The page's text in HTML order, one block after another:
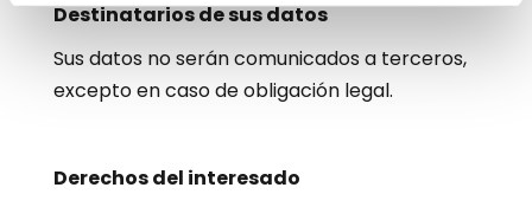
Destinatarios de sus datos
Sus datos no serán comunicados a terceros,
excepto en caso de obligación legal.
Derechos del interesado